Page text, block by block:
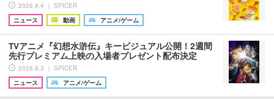
2026.8.4 ｜ SPICER
ニュース
動画 アニメ/ゲーム
TVアニメ『幻想水滸伝』キービジュアル公開！2週間
先行プレミアム上映の入場者プレゼント配布決定
2026.8.3 ｜ SPICER
ニュース
アニメ/ゲーム